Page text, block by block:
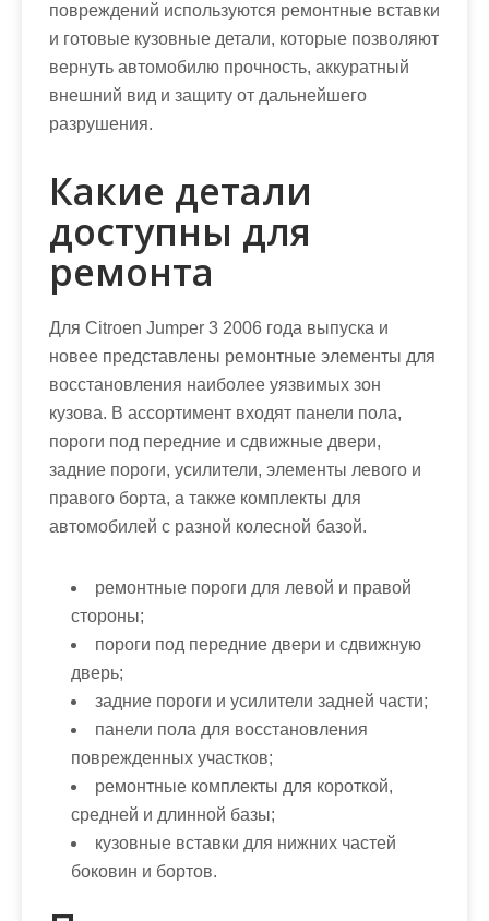
повреждений используются ремонтные вставки
и готовые кузовные детали, которые позволяют
вернуть автомобилю прочность, аккуратный
внешний вид и защиту от дальнейшего
разрушения.
Какие детали
доступны для
ремонта
Для Citroen Jumper 3 2006 года выпуска и
новее представлены ремонтные элементы для
восстановления наиболее уязвимых зон
кузова. В ассортимент входят панели пола,
пороги под передние и сдвижные двери,
задние пороги, усилители, элементы левого и
правого борта, а также комплекты для
автомобилей с разной колесной базой.
ремонтные пороги для левой и правой
стороны;
пороги под передние двери и сдвижную
дверь;
задние пороги и усилители задней части;
панели пола для восстановления
поврежденных участков;
ремонтные комплекты для короткой,
средней и длинной базы;
кузовные вставки для нижних частей
боковин и бортов.